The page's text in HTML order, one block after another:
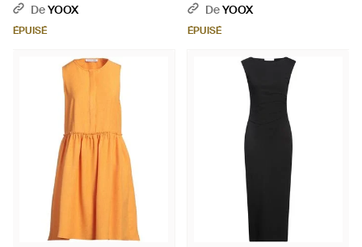
DeYOOX
ÉPUISÉ
DeYOOX
ÉPUISÉ